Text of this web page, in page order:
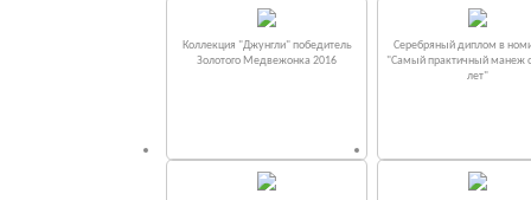
Коллекция "Джунгли" победитель
Золотого Медвежонка 2016
Серебряный диплом в
"Самый практичный манеж
лет"